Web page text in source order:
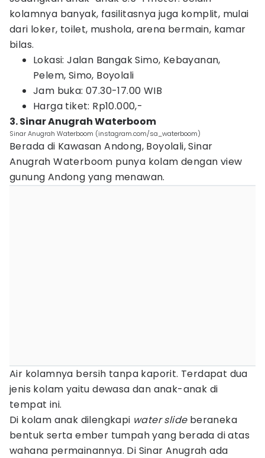
kolamnya banyak, fasilitasnya juga komplit, mulai
dari loker, toilet, mushola, arena bermain, kamar
bilas.
Lokasi: Jalan Bangak Simo, Kebayanan,
Pelem, Simo, Boyolali
Jam buka: 07.30-17.00 WIB
Harga tiket: Rp10.000,-
3. Sinar Anugrah Waterboom
Sinar Anugrah Waterboom (instagram.com/sa_waterboom)
Berada di Kawasan Andong, Boyolali, Sinar
Anugrah Waterboom punya kolam dengan view
gunung Andong yang menawan.
Air kolamnya bersih tanpa kaporit. Terdapat dua
jenis kolam yaitu dewasa dan anak-anak di
tempat ini.
Di kolam anak dilengkapi water slideberaneka
bentuk serta ember tumpah yang berada di atas
wahana permainannya. Di Sinar Anugrah ada